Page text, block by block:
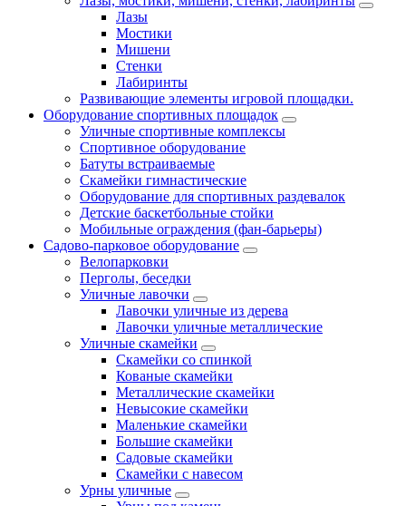
Лазы
Мостики
Мишени
Стенки
Лабиринты
Развивающие элементы игровой площадки.
Оборудование спортивных площадок
Уличные спортивные комплексы
Спортивное оборудование
Батуты встраиваемые
Скамейки гимнастические
Оборудование для спортивных раздевалок
Детские баскетбольные стойки
Мобильные ограждения (фан-барьеры)
Садово-парковое оборудование
Велопарковки
Перголы, беседки
Уличные лавочки
Лавочки уличные из дерева
Лавочки уличные металлические
Уличные скамейки
Скамейки со спинкой
Кованые скамейки
Металлические скамейки
Невысокие скамейки
Маленькие скамейки
Большие скамейки
Садовые скамейки
Скамейки с навесом
Урны уличные